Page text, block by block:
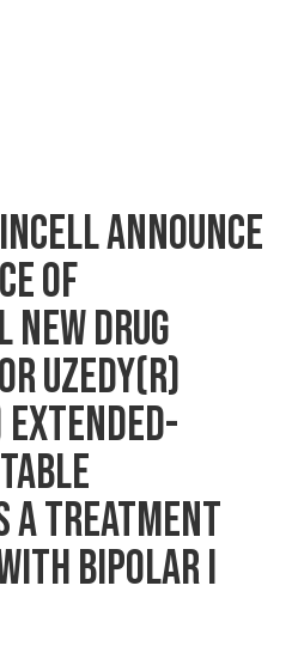
ANNOUNCE
OF
NEW DRUG
UZEDY(R)
A TREATMENT
BIPOLAR I